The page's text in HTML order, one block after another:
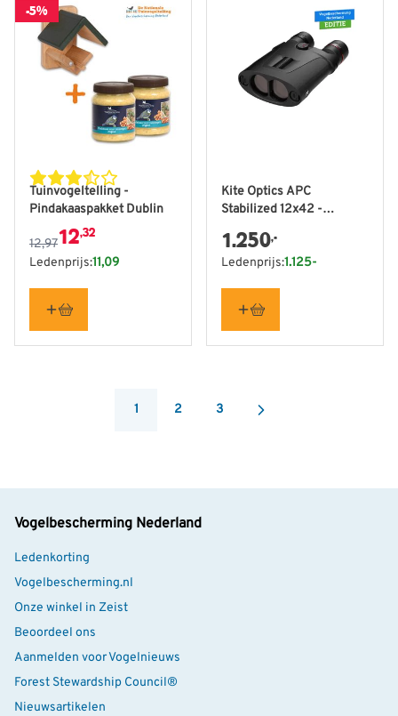
-5%
Tuinvogeltelling -
Pindakaaspakket Dublin
De prijs is afhankelijk van de gekozen opties op de
12,9712,32
Ledenprijs:11,09
Kite Optics APC
Stabilized 12x42 -
Nederland editie
1.250,-
Ledenprijs:1.125-
You're currently reading page
1 Pagina
2 Pagina
3
Vogelbescherming Nederland
Ledenkorting
Vogelbescherming.nl
Onze winkel in Zeist
Beoordeel ons
Aanmelden voor Vogelnieuws
Forest Stewardship Council®
Nieuwsartikelen